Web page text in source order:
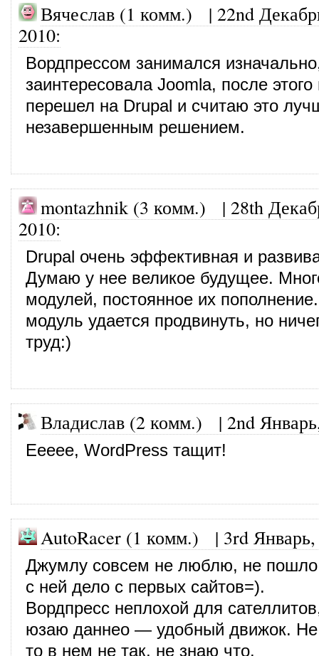
Вячеслав (1 комм.) | 22nd
2010:
Вордпрессом занимался
заинтересовала Joomla, после
перешел на Drupal и считаю это
незавершенным решением.
montazhnik (3 комм.) | 28th
2010:
Drupal очень эффективная и
Думаю у нее великое будущее.
модулей, постоянное их
модуль удается продвинуть, но
труд:)
Владислав (2 комм.) | 2nd
Еееее, WordPress тащит!
AutoRacer (1 комм.) | 3rd
Джумлу совсем не люблю, не пошло
с ней дело с первых сайтов=).
Вордпресс неплохой для
юзаю даннео — удобный движок.
то в нем не так, не знаю что.